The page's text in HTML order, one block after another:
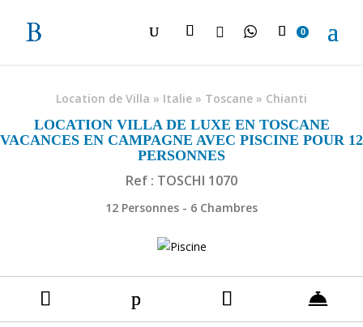
 0
Location de Villa » Italie » Toscane » Chianti
LOCATION VILLA DE LUXE EN TOSCANE
VACANCES EN CAMPAGNE AVEC PISCINE POUR 12
PERSONNES
Ref : TOSCHI 1070
12 Personnes - 6 Chambres